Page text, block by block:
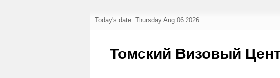
Today's date: Thursday Aug 06 2026
Томский Визовый